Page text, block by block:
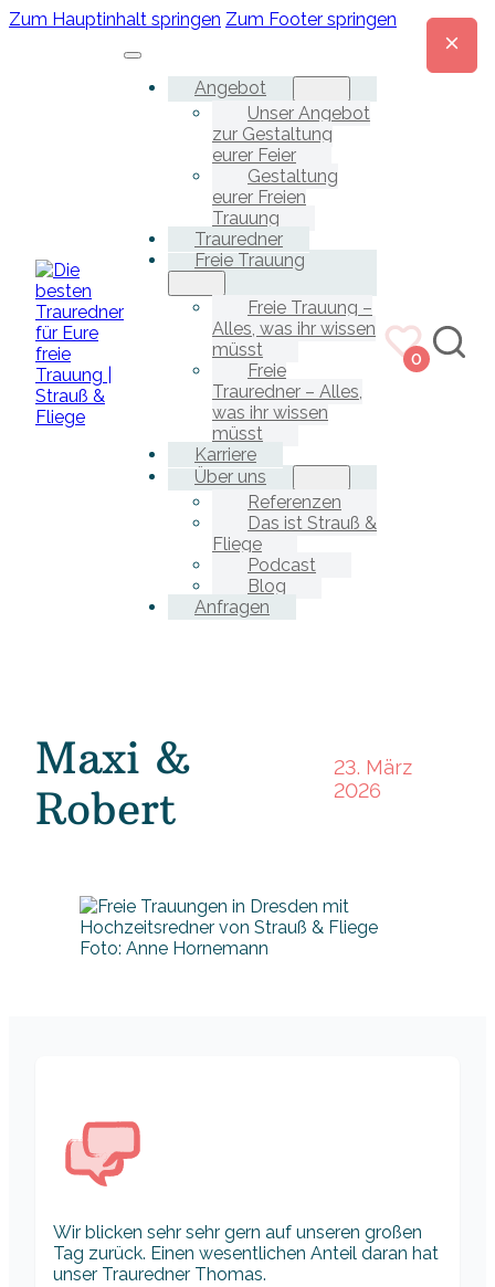
Zum Hauptinhalt springen Zum Footer springen
Angebot
Unser Angebot
zur Gestaltung
eurer Feier
Gestaltung
eurer Freien
Trauung
Trauredner
Freie Trauung
Freie Trauung –
Alles, was ihr wissen
müsst
Freie
Trauredner – Alles,
was ihr wissen
müsst
Karriere
Über uns
Referenzen
Das ist Strauß &
Fliege
Podcast
Blog
Anfragen
0
Maxi &
Robert
23. März
2026
Foto: Anne Hornemann
Wir blicken sehr sehr gern auf unseren großen
Tag zurück. Einen wesentlichen Anteil daran hat
unser Trauredner Thomas.